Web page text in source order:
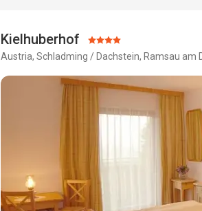
Kielhuberhof Ocena:
4/5
Austria, Schladming / Dachstein, Ramsau am